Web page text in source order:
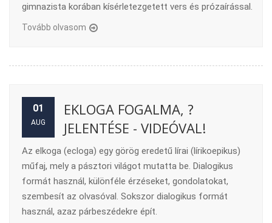
gimnazista korában kísérletezgetett vers és prózaírással.
Tovább olvasom
01
AUG
EKLOGA FOGALMA, ?
JELENTÉSE - VIDEÓVAL!
Az elkoga (ecloga) egy görög eredetű lírai (lírikoepikus)
műfaj, mely a pásztori világot mutatta be. Dialogikus
formát használ, különféle érzéseket, gondolatokat,
szembesít az olvasóval. Sokszor dialogikus formát
használ, azaz párbeszédekre épít.